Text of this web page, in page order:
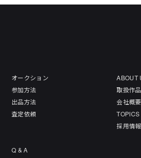
オークション
参加方法
出品方法
査定依頼
ABOUT
取扱作品
会社概要
TOPICS
採用情報
Q & A